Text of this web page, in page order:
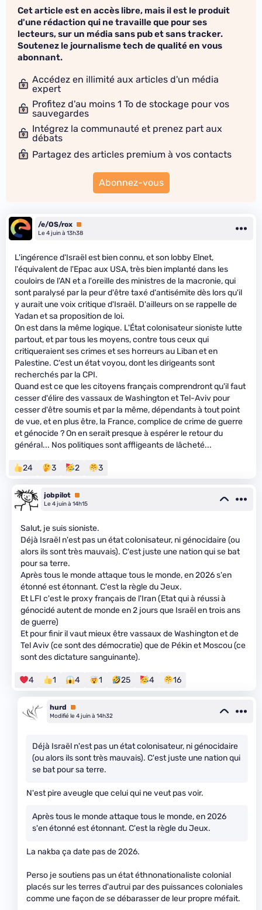
Cet article est en accès libre, mais il est le produit
d'une rédaction qui ne travaille que pour ses
lecteurs, sur un média sans pub et sans tracker.
Soutenez le journalisme tech de qualité en vous
abonnant.
Accédez en illimité aux articles d'un média
expert
Profitez d'au moins 1 To de stockage pour vos
sauvegardes
Intégrez la communauté et prenez part aux
débats
Partagez des articles premium à vos contacts
Abonnez-vous
/e/OS/rox Premium
Le 4 juin à 13h38
L'ingérence d'Israël est bien connu, et son lobby Elnet,
l'équivalent de l'Epac aux USA, très bien implanté dans les
couloirs de l'AN et a l'oreille des ministres de la macronie, qui
sont paralysé par la peur d'être taxé d'antisémite dès lors qu'il
y aurait une voix critique d'Israël. D'ailleurs on se rappelle de
Yadan et sa proposition de loi.
On est dans la même logique. L'État colonisateur sioniste lutte
partout, et par tous les moyens, contre tous ceux qui
critiqueraient ses crimes et ses horreurs au Liban et en
Palestine. C'est un état voyou, dont les dirigeants sont
recherchés par la CPI.
Quand est ce que les citoyens français comprendront qu'il faut
cesser d'élire des vassaux de Washington et Tel-Aviv pour
cesser d'être soumis et par la même, dépendants à tout point
de vue, et en plus être, la France, complice de crime de guerre
et génocide ? On en serait presque à espérer le retour du
général... Nos politiques sont affligeants de lâcheté...
24 3 2 3
jobpilot Premium
Le 4 juin à 14h15
Salut, je suis sioniste.
Déjà Israël n'est pas un état colonisateur, ni génocidaire (ou
alors ils sont très mauvais). C'est juste une nation qui se bat
pour sa terre.
Après tous le monde attaque tous le monde, en 2026 s'en
étonné est étonnant. C'est la règle du Jeux.
Et LFI c'est le proxy français de l'Iran (Etat qui à réussi à
génocidé autent de monde en 2 jours que Israël en trois ans
de guerre)
Et pour finir il vaut mieux être vassaux de Washington et de
Tel Aviv (ce sont des démocratie) que de Pékin et Moscou (ce
sont des dictature sanguinante).
4 1 4 1 25 4 16
hurd
Premium
Modifié le 4 juin à 14h32
Déjà Israël n'est pas un état colonisateur, ni génocidaire
(ou alors ils sont très mauvais). C'est juste une nation qui
se bat pour sa terre.
N'est pire aveugle que celui qui ne veut pas voir.
Après tous le monde attaque tous le monde, en 2026
s'en étonné est étonnant. C'est la règle du Jeux.
La nakba ça date pas de 2026.
Perso je soutiens pas un état éthnonationaliste colonial
placés sur les terres d'autrui par des puissances coloniales
comme une façon de se débarasser de leur propre méfait.